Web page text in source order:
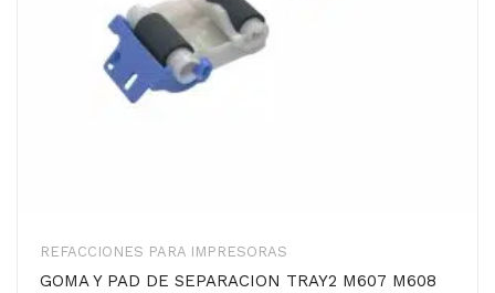
REFACCIONES PARA IMPRESORAS
GOMA Y PAD DE SEPARACION TRAY2 M607 M608